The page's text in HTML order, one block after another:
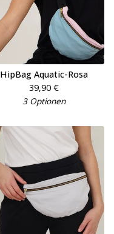
HipBag Aquatic-Rosa
39,90 €
3 Optionen